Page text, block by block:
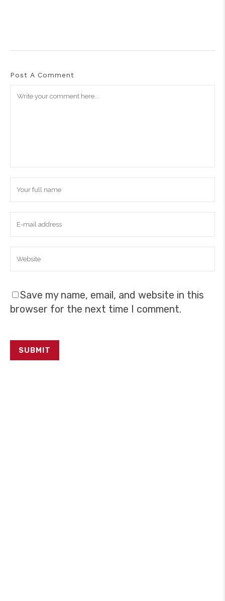
Post A Comment
Save my name, email, and website in this
browser for the next time I comment.